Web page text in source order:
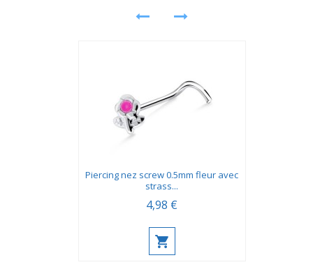
Piercing nez screw 0.5mm fleur avec
strass...
4,98 €